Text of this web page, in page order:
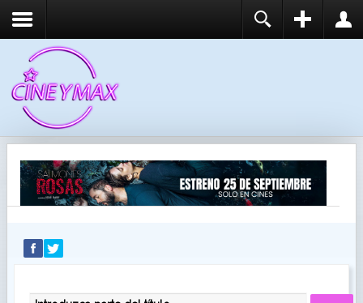
RECUÉRDEME
IDENTIFICARSE
INTRODUZCA PARTE DEL TÍTULO